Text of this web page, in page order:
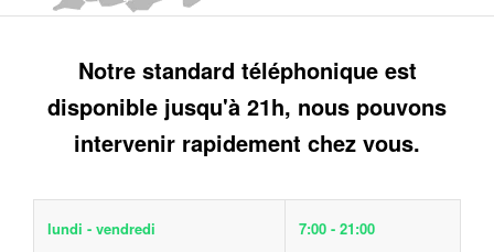
Notre standard téléphonique est
disponible jusqu'à 21h, nous pouvons
intervenir rapidement chez vous.
lundi - vendredi 7:00 - 21:00